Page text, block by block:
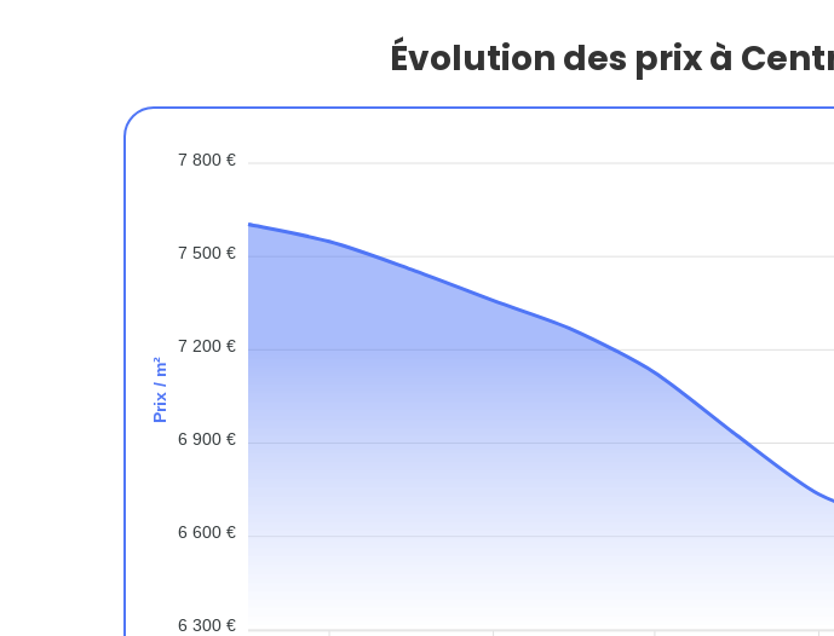
Évolution des prix à
7 800 €
7 500 €
7 200 €
6 900 €
6 600 €
6 300 €
Prix / m²